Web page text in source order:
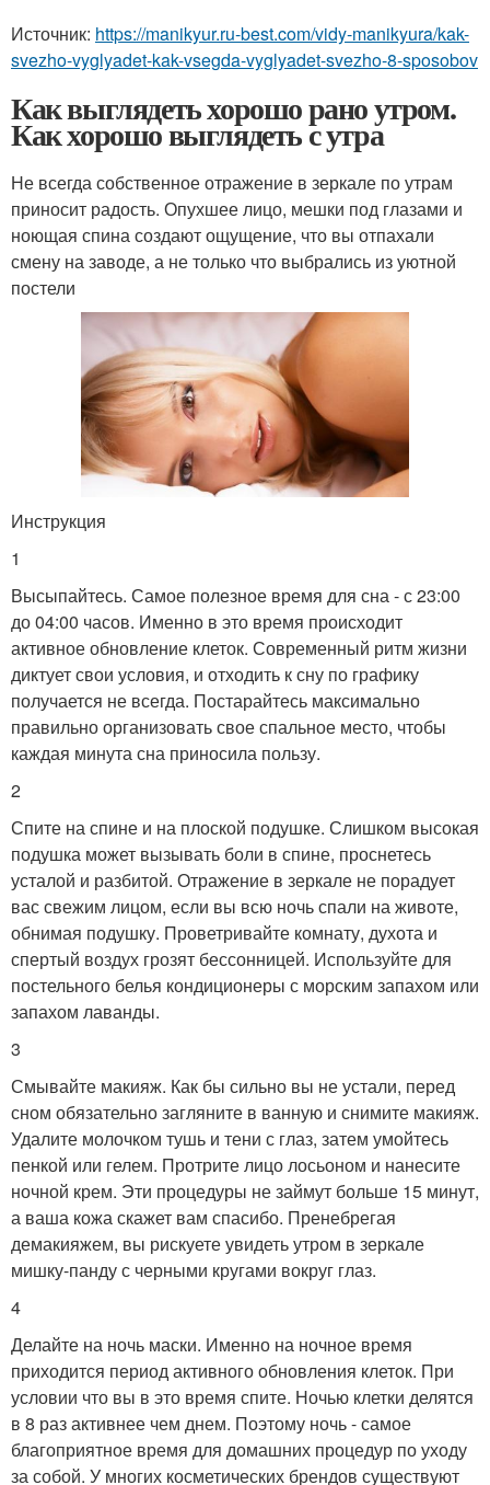
Источник: https://manikyur.ru-best.com/vidy-manikyura/kak-
svezho-vyglyadet-kak-vsegda-vyglyadet-svezho-8-sposobov
Как выглядеть хорошо рано утром.
Как хорошо выглядеть с утра
Не всегда собственное отражение в зеркале по утрам
приносит радость. Опухшее лицо, мешки под глазами и
ноющая спина создают ощущение, что вы отпахали
смену на заводе, а не только что выбрались из уютной
постели
Инструкция
1
Высыпайтесь. Самое полезное время для сна - с 23:00
до 04:00 часов. Именно в это время происходит
активное обновление клеток. Современный ритм жизни
диктует свои условия, и отходить к сну по графику
получается не всегда. Постарайтесь максимально
правильно организовать свое спальное место, чтобы
каждая минута сна приносила пользу.
2
Спите на спине и на плоской подушке. Слишком высокая
подушка может вызывать боли в спине, проснетесь
усталой и разбитой. Отражение в зеркале не порадует
вас свежим лицом, если вы всю ночь спали на животе,
обнимая подушку. Проветривайте комнату, духота и
спертый воздух грозят бессонницей. Используйте для
постельного белья кондиционеры с морским запахом или
запахом лаванды.
3
Смывайте макияж. Как бы сильно вы не устали, перед
сном обязательно загляните в ванную и снимите макияж.
Удалите молочком тушь и тени с глаз, затем умойтесь
пенкой или гелем. Протрите лицо лосьоном и нанесите
ночной крем. Эти процедуры не займут больше 15 минут,
а ваша кожа скажет вам спасибо. Пренебрегая
демакияжем, вы рискуете увидеть утром в зеркале
мишку-панду с черными кругами вокруг глаз.
4
Делайте на ночь маски. Именно на ночное время
приходится период активного обновления клеток. При
условии что вы в это время спите. Ночью клетки делятся
в 8 раз активнее чем днем. Поэтому ночь - самое
благоприятное время для домашних процедур по уходу
за собой. У многих косметических брендов существуют